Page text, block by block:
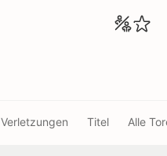
Verletzungen Titel Alle